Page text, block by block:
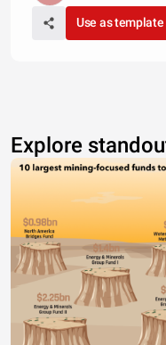
Use as template
Explore